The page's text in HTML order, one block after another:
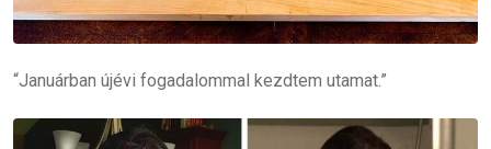
“Januárban újévi fogadalommal kezdtem utamat.”